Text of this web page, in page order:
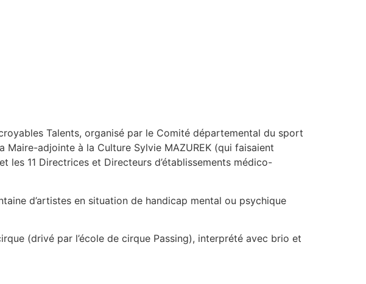
Talents, organisé par le Comité départemental du sport
adjointe à la Culture Sylvie MAZUREK (qui faisaient
11 Directrices et Directeurs d’établissements médico-
d’artistes en situation de handicap mental ou psychique
(drivé par l’école de cirque Passing), interprété avec brio et